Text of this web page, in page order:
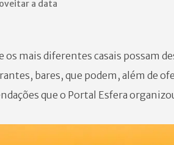
a data
os mais diferentes casais possam
bares, que podem, além de
que o Portal Esfera